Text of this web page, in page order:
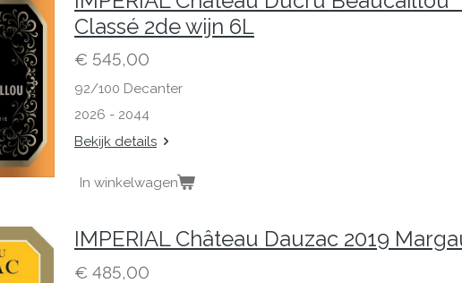
Classé 2de wijn 6L
€ 545,00
92/100 Decanter
2026 - 2044
Bekijk details
In winkelwagen
IMPERIAL Château Dauzac 2019
€ 485,00